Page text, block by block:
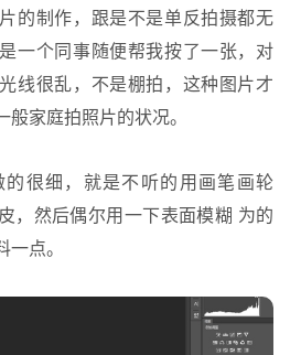
的制作，跟是不是单反拍摄都无
一个同事随便帮我按了一张，对
线很乱，不是棚拍，这种图片才
家庭拍照片的状况。
很细，就是不听的用画笔画轮
，然后偶尔用一下表面模糊 为的
点。